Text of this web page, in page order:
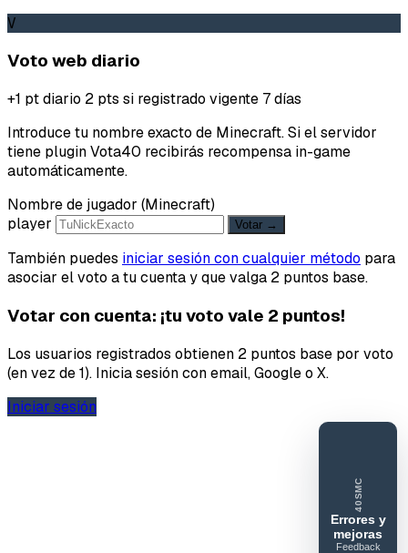
V
Voto web diario
+1 pt diario 2 pts si registrado vigente 7 días
Introduce tu nombre exacto de Minecraft. Si el servidor
tiene plugin Vota40 recibirás recompensa in-game
automáticamente.
Nombre de jugador (Minecraft)
player
Votar →
También puedes iniciar sesión con cualquier método para
asociar el voto a tu cuenta y que valga 2 puntos base.
Votar con cuenta: ¡tu voto vale 2 puntos!
Los usuarios registrados obtienen 2 puntos base por voto
(en vez de 1). Inicia sesión con email, Google o X.
Iniciar sesión
40SMC
Errores y
mejoras
Feedback